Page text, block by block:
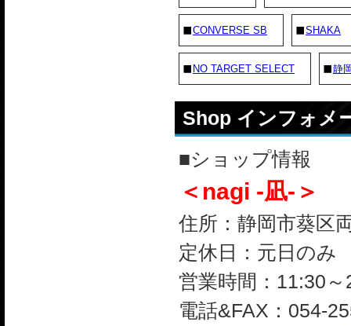
CONVERSE SB SHAKA
NO TARGET SELECT 静
Shop インフォメ
■ショップ情報
＜nagi -凪-＞
住所：静岡市葵区
定休日：元日のみ
営業時間：11:30～
電話&FAX：054-